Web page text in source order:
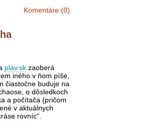
Komentáre (0)
plav.sk zaoberá
iného v ňom píše,
čiastočne buduje na
o dôsledkoch
a počítača (pričom
v aktuálnych
rovníc“.